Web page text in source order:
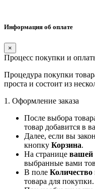
Информация об оплате
×
Процесс покупки и
Процедура покупки
проста и состоит из
1. Оформление заказа
После выбора
товар добавится в
Далее, если вы
кнопку Корзина.
На странице вашей
выбранные вами
В поле Количество
товара для покупки.